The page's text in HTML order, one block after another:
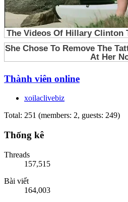
Thành viên online
xoilaclivebiz
Total: 251 (members: 2, guests: 249)
Thống kê
Threads
157,515
Bài viết
164,003